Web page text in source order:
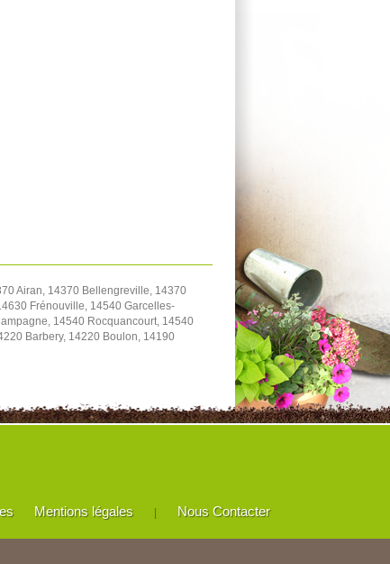
Airan, 14370 Bellengreville, 14370
Frénouville, 14540 Garcelles-
14540 Rocquancourt, 14540
Barbery, 14220 Boulon, 14190
Mentions légales Nous Contacter